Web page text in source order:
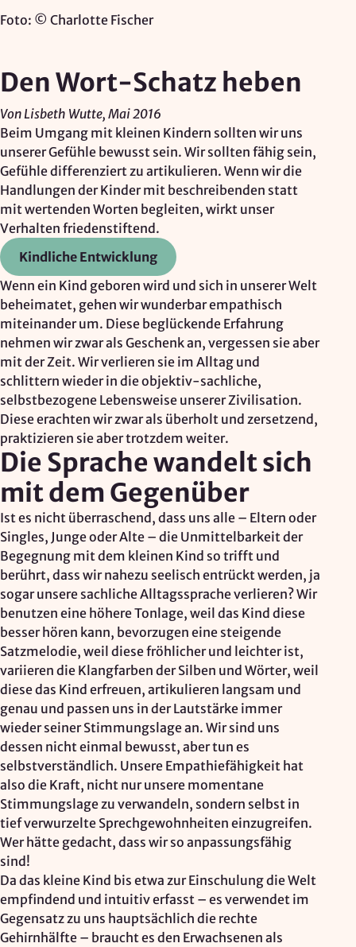
Foto: © Charlotte Fischer
Den Wort-Schatz heben
Von Lisbeth Wutte, Mai 2016
Beim Umgang mit kleinen Kindern sollten wir uns
unserer Gefühle bewusst sein. Wir sollten fähig sein,
Gefühle differenziert zu artikulieren. Wenn wir die
Handlungen der Kinder mit beschreibenden statt
mit wertenden Worten begleiten, wirkt unser
Verhalten friedenstiftend.
Kindliche Entwicklung
Wenn ein Kind geboren wird und sich in unserer Welt
beheimatet, gehen wir wunderbar empathisch
miteinander um. Diese beglückende Erfahrung
nehmen wir zwar als Geschenk an, vergessen sie aber
mit der Zeit. Wir verlieren sie im Alltag und
schlittern wieder in die objektiv-sachliche,
selbstbezogene Lebensweise unserer Zivilisation.
Diese erachten wir zwar als überholt und zersetzend,
praktizieren sie aber trotzdem weiter.
Die Sprache wandelt sich
mit dem Gegenüber
Ist es nicht überraschend, dass uns alle – Eltern oder
Singles, Junge oder Alte – die Unmittelbarkeit der
Begegnung mit dem kleinen Kind so trifft und
berührt, dass wir nahezu seelisch entrückt werden, ja
sogar unsere sachliche Alltagssprache verlieren? Wir
benutzen eine höhere Tonlage, weil das Kind diese
besser hören kann, bevorzugen eine steigende
Satzmelodie, weil diese fröhlicher und leichter ist,
variieren die Klangfarben der Silben und Wörter, weil
diese das Kind erfreuen, artikulieren langsam und
genau und passen uns in der Lautstärke immer
wieder seiner Stimmungslage an. Wir sind uns
dessen nicht einmal bewusst, aber tun es
selbstverständlich. Unsere Empathiefähigkeit hat
also die Kraft, nicht nur unsere momentane
Stimmungslage zu verwandeln, sondern selbst in
tief verwurzelte Sprechgewohnheiten einzugreifen.
Wer hätte gedacht, dass wir so anpassungsfähig
sind!
Da das kleine Kind bis etwa zur Einschulung die Welt
empfindend und intuitiv erfasst – es verwendet im
Gegensatz zu uns hauptsächlich die rechte
Gehirnhälfte – braucht es den Erwachsenen als
Website erforderlich und können nicht deaktiviert
Google Places
Google Places Autocomplete
Anbieter:
Google Ireland Ltd.
Zweck:
Adresssuche, Geokoordinaten
Rechtsgrundlage: Art. 6 Abs. 1 lit. f DSGVO
Drittlandübermittlung: möglich
OPTIONAL
Optionale Cookies(z. B. für Karten von Mapbox,
Videos von Vimeo oder optionale zusätzliche
Cookies für die Messung von wiederkehrenden
Nutzenden von Matomo) werdennur nach Ihrer
Einwilligunggeladen.
Mapbox
Anbieter:
Mapbox Inc., US
Kartendarstellung
Rechtsgrundlage: Art. 6 Abs. 1 lit. a DSGVO
Vimeo
Anbieter:
Vimeo Inc., USA
Zweck:
Videowiedergabe
Rechtsgrundlage: Art. 6 Abs. 1 lit. a DSGVO
Matomo (Webanalyse)
Anbieter:
Vereinigung der Waldorfkindergärten e. V.
Zweck:
Reichweitenmessung, technische Optimierung
Cookie Laufzeit:
180 Tage